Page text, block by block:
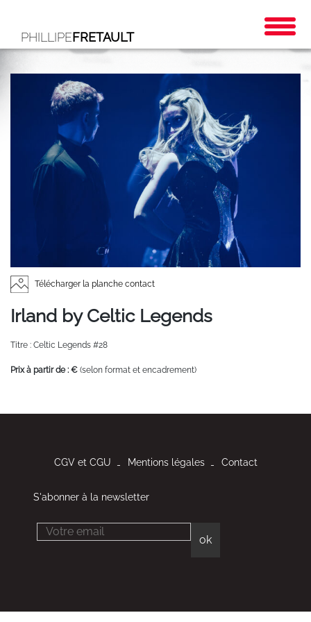
PHILLIPEFRETAULT
Télécharger la planche contact
Irland by Celtic Legends
Titre : Celtic Legends #28
Prix à partir de : € (selon format et encadrement)
CGV et CGU Mentions légales Contact
S'abonner à la newsletter